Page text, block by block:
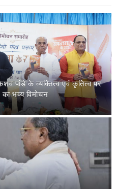
पांडे के व्यक्तित्व एवं कृतित्व पर
भव्य विमोचन